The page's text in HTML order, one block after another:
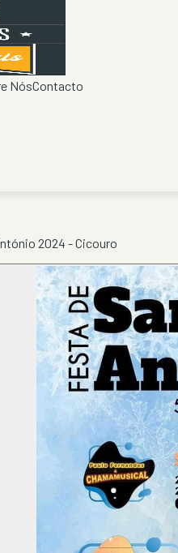
NósContacto
2024 - Cicouro